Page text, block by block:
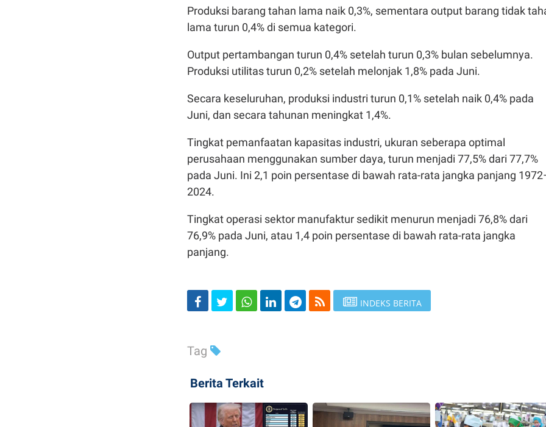
Produksi barang tahan lama naik 0,3%, sementara output barang tidak
lama turun 0,4% di semua kategori.
Output pertambangan turun 0,4% setelah turun 0,3% bulan sebelumnya.
Produksi utilitas turun 0,2% setelah melonjak 1,8% pada Juni.
Secara keseluruhan, produksi industri turun 0,1% setelah naik 0,4% pada
Juni, dan secara tahunan meningkat 1,4%.
Tingkat pemanfaatan kapasitas industri, ukuran seberapa optimal
perusahaan menggunakan sumber daya, turun menjadi 77,5% dari 77,7%
pada Juni. Ini 2,1 poin persentase di bawah rata-rata jangka panjang
2024.
Tingkat operasi sektor manufaktur sedikit menurun menjadi 76,8% dari
76,9% pada Juni, atau 1,4 poin persentase di bawah rata-rata jangka
panjang.
INDEKS BERITA
Tag
Berita Terkait